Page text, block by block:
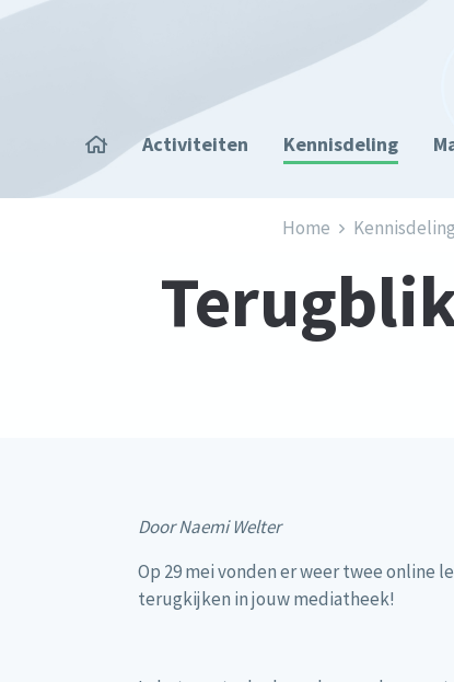
Home Activiteiten Kennisdeling
Kruimelpad
Home Kennisdeling
Door Naemi Welter
Op 29 mei vonden er weer twee online
terugkijken in jouw mediatheek!